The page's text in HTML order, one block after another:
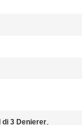
di 3 Denierer,